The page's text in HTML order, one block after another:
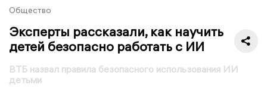
Общество
Эксперты рассказали, как научить
детей безопасно работать с ИИ
ВТБ назвал правила безопасного использования ИИ
детьми